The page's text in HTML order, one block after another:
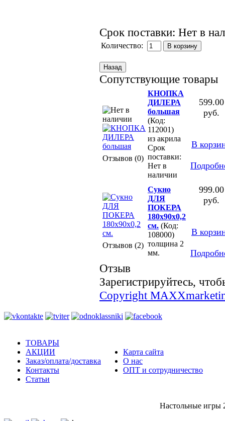
Срок поставки: Нет в
Количество:
Сопутствующие товары
Отзывов (0)
КНОПКА
ДИЛЕРА
большая
(Код:
112001)
из акрила
Срок
поставки:
Нет в
наличии
599.00
руб.
В
Отзывов (2)
Сукно
ДЛЯ
ПОКЕРА
180х90х0,2
см. (Код:
108000)
толщина 2
мм.
999.00
руб.
В
Отзыв
Зарегистрируйтесь,
Copyright
ТОВАРЫ
АКЦИИ
Заказ/оплата/доставка
Контакты
Статьи
Карта сайта
О нас
ОПТ и сотрудничество